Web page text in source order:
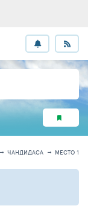
ЧАНДИДАСА МЕСТО